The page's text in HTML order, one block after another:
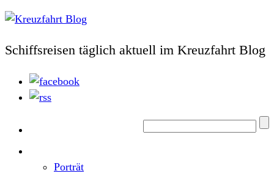
Schiffsreisen täglich aktuell im Kreuzfahrt Blog
Porträt